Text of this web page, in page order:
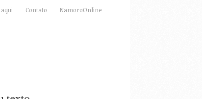
Contato NamoroOnline